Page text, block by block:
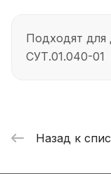
Подходят для
СУТ.01.040-01
Назад к